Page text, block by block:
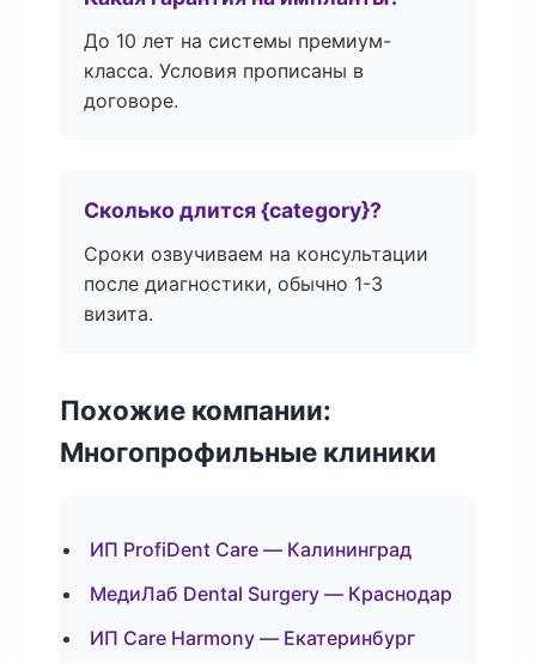
До 10 лет на системы премиум-
класса. Условия прописаны в
договоре.
Сколько длится {category}?
Сроки озвучиваем на консультации
после диагностики, обычно 1-3
визита.
Похожие компании:
Многопрофильные клиники
ИП ProfiDent Care — Калининград
МедиЛаб Dental Surgery — Краснодар
ИП Care Harmony — Екатеринбург